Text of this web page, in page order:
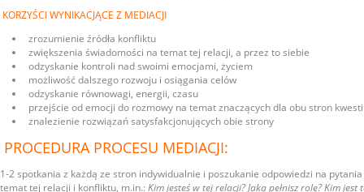
KORZYŚCI WYNIKACJĄCE Z MEDIACJI
zrozumienie źródła konfliktu
zwiększenia świadomości na temat tej relacji, a przez to siebie
odzyskanie kontroli nad swoimi emocjami, życiem
możliwość dalszego rozwoju i osiągania celów
odzyskanie równowagi, energii, czasu
przejście od emocji do rozmowy na temat znaczących dla obu stron
znalezienie rozwiązań satysfakcjonujących obie strony
PROCEDURA PROCESU MEDIACJI:
1-2 spotkania z każdą ze stron indywidualnie i poszukanie odpowiedzi na
temat tej relacji i konfliktu, m.in.: Kim jesteś w tej relacji? Jaką pełnisz rolę? Kim